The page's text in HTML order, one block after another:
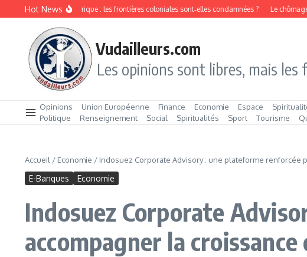
Aller au contenu
Hot News
ethnique en Afrique : les frontières coloniales sont‑elles condamnées ? Le chômage
Vudailleurs.com
Les opinions sont libres, mais les
Opinions Union Européenne Finance Economie Espace
Politique
Renseignement Social Spiritualités Sport Tourisme
Accueil / Economie / Indosuez Corporate Advisory : une plateforme renforcée
E-Banques Economie
Indosuez Corporate
accompagner la